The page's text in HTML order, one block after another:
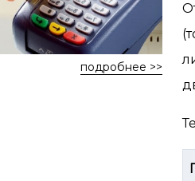
подробнее >>